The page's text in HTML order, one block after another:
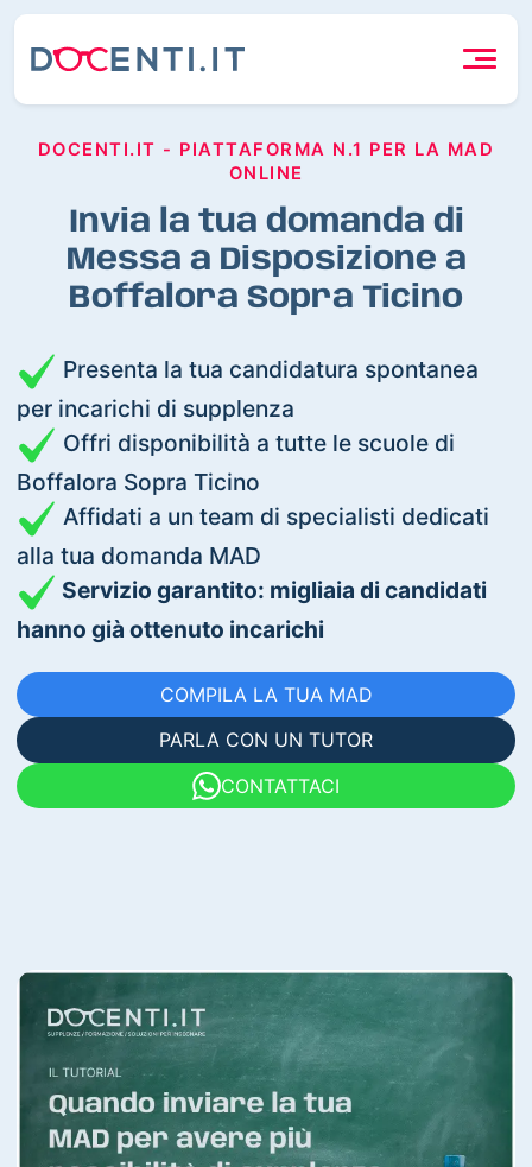
DOCENTI.IT - PIATTAFORMA N.1 PER LA MAD
ONLINE
Invia la tua domanda di
Messa a Disposizione a
Boffalora Sopra Ticino
Presenta la tua candidatura spontanea
per incarichi di supplenza
Offri disponibilità a tutte le scuole di
Boffalora Sopra Ticino
Affidati a un team di specialisti dedicati
alla tua domanda MAD
Servizio garantito: migliaia di candidati
hanno già ottenuto incarichi
COMPILA LA TUA MAD
PARLA CON UN TUTOR
CONTATTACI